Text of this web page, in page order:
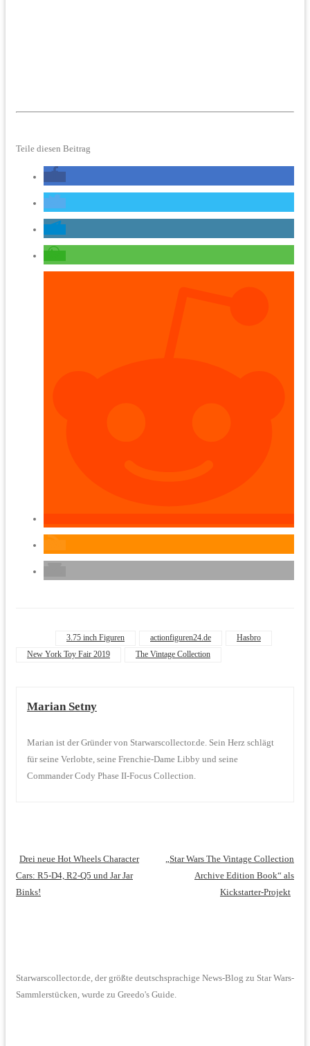
Teile diesen Beitrag
3.75 inch Figuren actionfiguren24.de
Hasbro
New York Toy Fair 2019
The Vintage Collection
Marian Setny
Marian ist der Gründer von Starwarscollector.de. Sein Herz schlägt
für seine Verlobte, seine Frenchie-Dame Libby und seine
Commander Cody Phase II-Focus Collection.
Drei neue Hot Wheels Character
Cars: R5-D4, R2-Q5 und Jar Jar
Binks!
„Star Wars The Vintage Collection
Archive Edition Book“ als
Kickstarter-Projekt
Starwarscollector.de, der größte deutschsprachige News-Blog zu Star Wars-
Sammlerstücken, wurde zu Greedo's Guide.